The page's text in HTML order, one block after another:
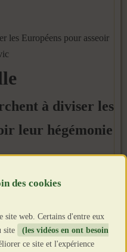
les Européens pour asseoir
à diviser les
leur hégémonie
site web. Certains d'entre eux
site
(les vidéos en ont besoin
ce site et l'expérience